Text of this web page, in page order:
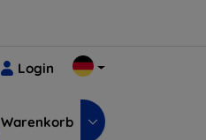
Login
Warenkorb